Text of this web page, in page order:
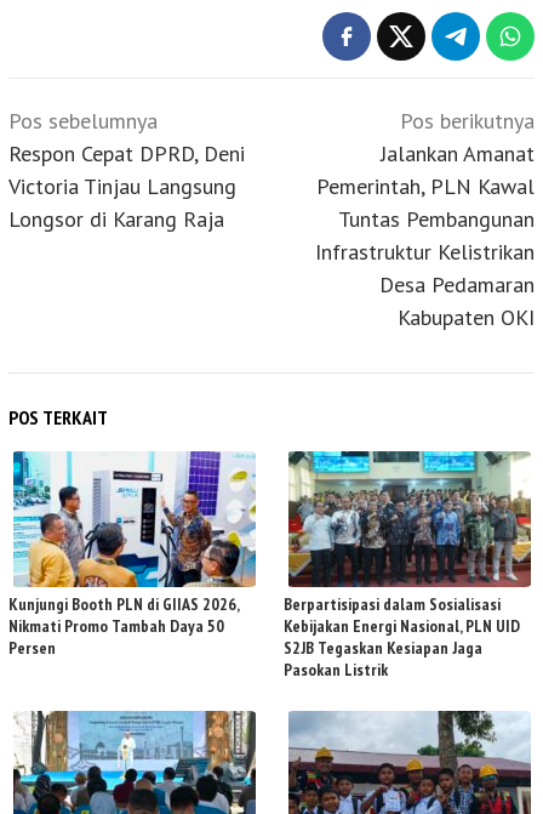
Navigasi
pos
Pos sebelumnya
Respon Cepat DPRD, Deni
Victoria Tinjau Langsung
Longsor di Karang Raja
Pos berikutnya
Jalankan Amanat
Pemerintah, PLN Kawal
Tuntas Pembangunan
Infrastruktur Kelistrikan
Desa Pedamaran
Kabupaten OKI
POS TERKAIT
Kunjungi Booth PLN di GIIAS 2026,
Nikmati Promo Tambah Daya 50
Persen
Berpartisipasi dalam Sosialisasi
Kebijakan Energi Nasional, PLN UID
S2JB Tegaskan Kesiapan Jaga
Pasokan Listrik